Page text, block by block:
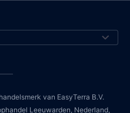
van EasyTerra B.V.
Leeuwarden, Nederland,